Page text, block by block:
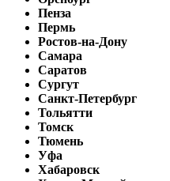
Пенза
Пермь
Ростов-на-Дону
Самара
Саратов
Сургут
Санкт-Петербург
Тольятти
Томск
Тюмень
Уфа
Хабаровск